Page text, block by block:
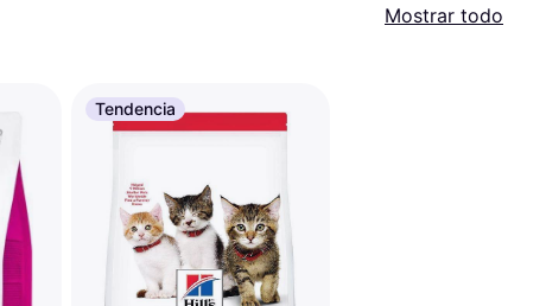
Mostrar todo
Tendencia